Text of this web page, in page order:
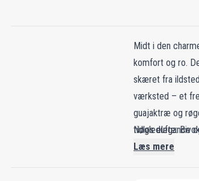
Midt i den
komfort og ro.
skæret fra
værksted – et
guajaktræ og
tidløs elegance
ægthed og
Nøgledufte:
Læs mere